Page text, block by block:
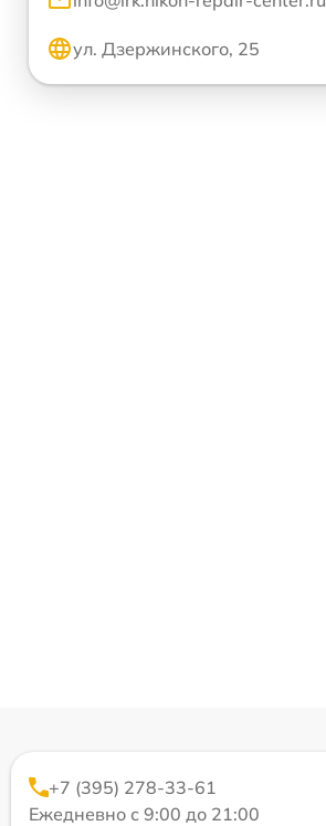
ул. Дзержинского, 25
+7 (395) 278-33-61
Ежедневно с 9:00 до 21:00